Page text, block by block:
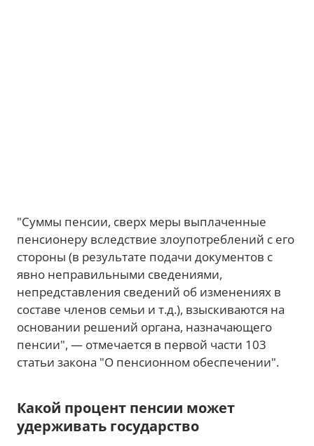
"Суммы пенсии, сверх меры выплаченные
пенсионеру вследствие злоупотреблений с его
стороны (в результате подачи документов с
явно неправильными сведениями,
непредставления сведений об изменениях в
составе членов семьи и т.д.), взыскиваются на
основании решений органа, назначающего
пенсии", — отмечается в первой части 103
статьи закона "О пенсионном обеспечении".
Какой процент пенсии может
удерживать государство